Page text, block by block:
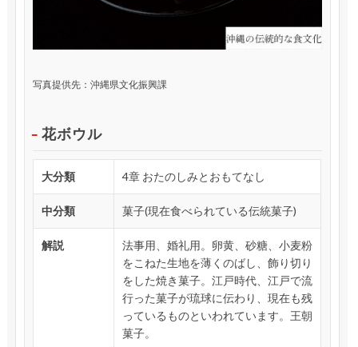
写真提供先：沖縄県文化振興課
花ボウル
大分類 4章 おたのしみとおもてなし
中分類 菓子(現在食べられている伝統菓子)
解説
法事用、婚礼用。卵黄、砂糖、小麦粉
をこねた生地を薄くのばし、飾り切り
をした焼き菓子。江戸時代、江戸で流
行った菓子が琉球に伝わり、現在も残
っているものといわれています。王朝
菓子。